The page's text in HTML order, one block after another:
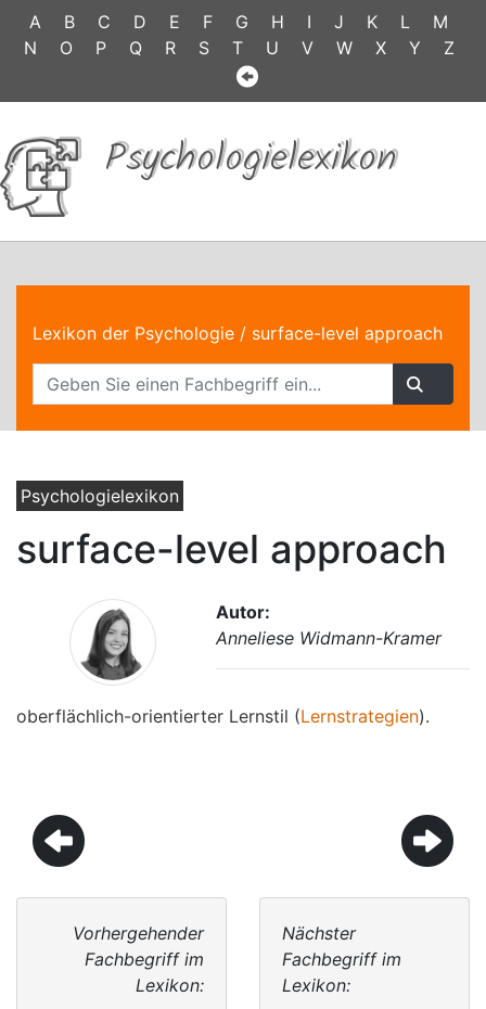
A B C D E F G H I J K L
M
N
O P Q R S T U V W X Y Z
Psychologielexikon
Lexikon der Psychologie / surface-level approach
Psychologielexikon
surface-level approach
Autor:
Anneliese Widmann-Kramer
oberflächlich-orientierter Lernstil (Lernstrategien).
Vorhergehender
Fachbegriff im
Lexikon:
Nächster
Fachbegriff im
Lexikon: